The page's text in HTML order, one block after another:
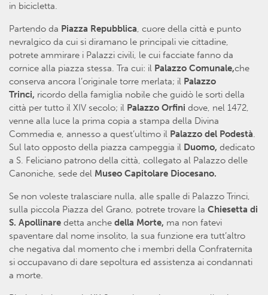
in bicicletta.
Partendo da Piazza Repubblica, cuore della città e punto
nevralgico da cui si diramano le principali vie cittadine,
potrete ammirare i Palazzi civili, le cui facciate fanno da
cornice alla piazza stessa. Tra cui: il Palazzo Comunale,che
conserva ancora l’originale torre merlata; il Palazzo
Trinci, ricordo della famiglia nobile che guidò le sorti della
città per tutto il XIV secolo; il Palazzo Orfini dove, nel 1472,
venne alla luce la prima copia a stampa della Divina
Commedia e, annesso a quest’ultimo il Palazzo del Podestà.
Sul lato opposto della piazza campeggia il Duomo, dedicato
a S. Feliciano patrono della città, collegato al Palazzo delle
Canoniche, sede del Museo Capitolare Diocesano.
Se non voleste tralasciare nulla, alle spalle di Palazzo Trinci,
sulla piccola Piazza del Grano, potrete trovare la Chiesetta di
S. Apollinare detta anche della Morte, ma non fatevi
spaventare dal nome insolito, la sua funzione era tutt’altro
che negativa dal momento che i membri della Confraternita
si occupavano di dare sepoltura ed assistenza ai condannati
a morte.